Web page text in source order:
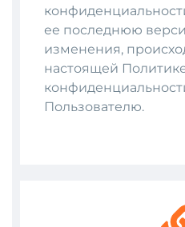
ее последнюю
изменения,
настоящей
Пользователю.